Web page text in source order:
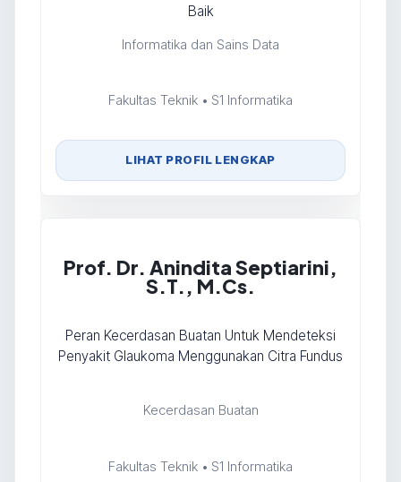
Baik
Informatika dan Sains Data
Fakultas Teknik • S1 Informatika
LIHAT PROFIL LENGKAP
Prof. Dr. Anindita Septiarini,
S.T., M.Cs.
Peran Kecerdasan Buatan Untuk Mendeteksi
Penyakit Glaukoma Menggunakan Citra Fundus
Kecerdasan Buatan
Fakultas Teknik • S1 Informatika